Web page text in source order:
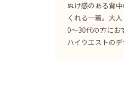
ぬけ感のある背
くれる一着。大
0〜30代の方にお
ハイウエストの